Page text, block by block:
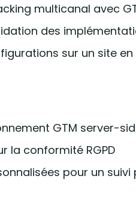
multicanal avec
des
sur un site
GTM server-
la conformité RGPD
pour un